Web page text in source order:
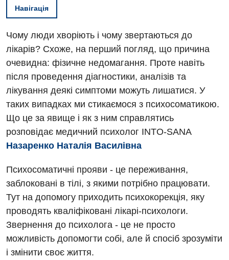
Навігація
Чому люди хворіють і чому звертаються до
лікарів? Схоже, на перший погляд, що причина
очевидна: фізичне недомагання. Проте навіть
після проведення діагностики, аналізів та
лікування деякі симптоми можуть лишатися. У
таких випадках ми стикаємося з психосоматикою.
Що це за явище і як з ним справлятись
розповідає медичний психолог INTO-SANA
Назаренко Наталія Василівна
Психосоматичні прояви - це переживання,
заблоковані в тілі, з якими потрібно працювати.
Тут на допомогу приходить психокорекція, яку
проводять кваліфіковані лікарі-психологи.
Звернення до психолога - це не просто
можливість допомогти собі, але й спосіб зрозуміти
і змінити своє життя.